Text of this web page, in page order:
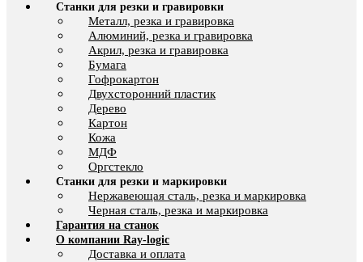
Станки для резки и гравировки
Металл, резка и гравировка
Алюминий, резка и гравировка
Акрил, резка и гравировка
Бумага
Гофрокартон
Двухсторонний пластик
Дерево
Картон
Кожа
МДФ
Оргстекло
Станки для резки и маркировки
Нержавеющая сталь, резка и маркировка
Черная сталь, резка и маркировка
Гарантия на станок
О компании Ray-logic
Доставка и оплата